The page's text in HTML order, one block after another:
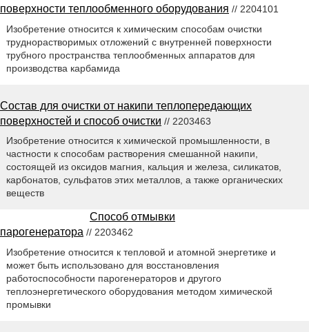
поверхности теплообменного оборудования // 2204101
Изобретение относится к химическим способам очистки
труднорастворимых отложений с внутренней поверхности
трубного пространства теплообменных аппаратов для
производства карбамида
Состав для очистки от накипи теплопередающих
поверхностей и способ очистки // 2203463
Изобретение относится к химической промышленности, в
частности к способам растворения смешанной накипи,
состоящей из оксидов магния, кальция и железа, силикатов,
карбонатов, сульфатов этих металлов, а также органических
веществ
Способ отмывки
парогенератора // 2203462
Изобретение относится к тепловой и атомной энергетике и
может быть использовано для восстановления
работоспособности парогенераторов и другого
теплоэнергетического оборудования методом химической
промывки